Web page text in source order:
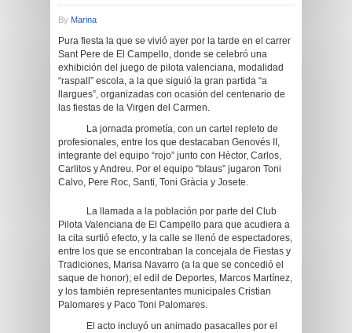
By Marina
Pura fiesta la que se vivió ayer por la tarde en el carrer
Sant Pere de El Campello, donde se celebró una
exhibición del juego de pilota valenciana, modalidad
“raspall” escola, a la que siguió la gran partida “a
llargues”, organizadas con ocasión del centenario de
las fiestas de la Virgen del Carmen.
La jornada prometía, con un cartel repleto de
profesionales, entre los que destacaban Genovés II,
integrante del equipo “rojo” junto con Hèctor, Carlos,
Carlitos y Andreu. Por el equipo “blaus” jugaron Toni
Calvo, Pere Roc, Santi, Toni Gràcia y Josete.
La llamada a la población por parte del Club
Pilota Valenciana de El Campello para que acudiera a
la cita surtió efecto, y la calle se llenó de espectadores,
entre los que se encontraban la concejala de Fiestas y
Tradiciones, Marisa Navarro (a la que se concedió el
saque de honor); el edil de Deportes, Marcos Martínez,
y los también representantes municipales Cristian
Palomares y Paco Toni Palomares.
El acto incluyó un animado pasacalles por el